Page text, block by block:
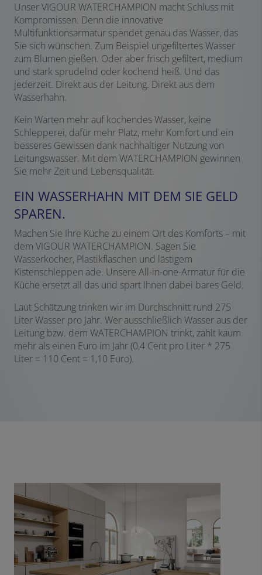
Unser VIGOUR WATERCHAMPION macht Schluss mit
Kompromissen. Denn die innovative
Multifunktionsarmatur spendet genau das Wasser, das
Sie sich wünschen. Zum Beispiel ungefiltertes Wasser
zum Blumen gießen. Oder aber frisch gefiltert, medium
und stark sprudelnd oder kochend heiß. Und das
jederzeit. Direkt aus der Leitung. Direkt aus dem
Wasserhahn.
Kein Warten mehr auf kochendes Wasser, keine
Schlepperei, dafür mehr Platz, mehr Komfort und ein
besseres Gewissen dank nachhaltiger Nutzung von
Leitungswasser. Mit dem WATERCHAMPION gewinnen
Sie mehr Zeit und Lebensqualität.
EIN WASSERHAHN MIT DEM SIE GELD
SPAREN.
Machen Sie Ihre Küche zu einem Ort des Komforts – mit
dem VIGOUR WATERCHAMPION. Sagen Sie
Wasserkocher, Plastikflaschen und lästigem
Kistenschleppen ade. Unsere All-in-one-Armatur für die
Küche ersetzt all das und spart Ihnen dabei bares Geld.
Laut Schätzung trinken wir im Durchschnitt rund 275
Liter Wasser pro Jahr. Wer ausschließlich Wasser aus der
Leitung bzw. dem WATERCHAMPION trinkt, zahlt kaum
mehr als einen Euro im Jahr (0,4 Cent pro Liter * 275
Liter = 110 Cent = 1,10 Euro).